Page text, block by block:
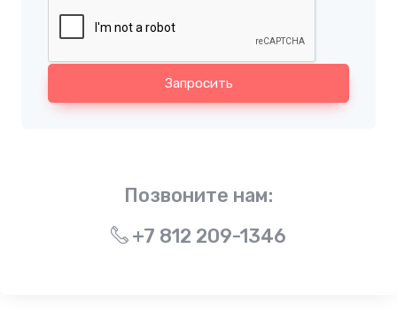
Запросить
Позвоните нам:
+7 812 209-1346